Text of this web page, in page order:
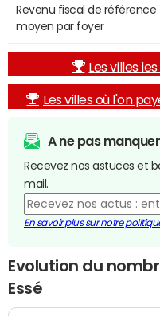
Revenu fiscal de référence
moyen par foyer
Les villes
Les villes où l'on
A ne pas manquer
Recevez nos astuces et
mail.
En savoir plus sur notre
Evolution du
Essé